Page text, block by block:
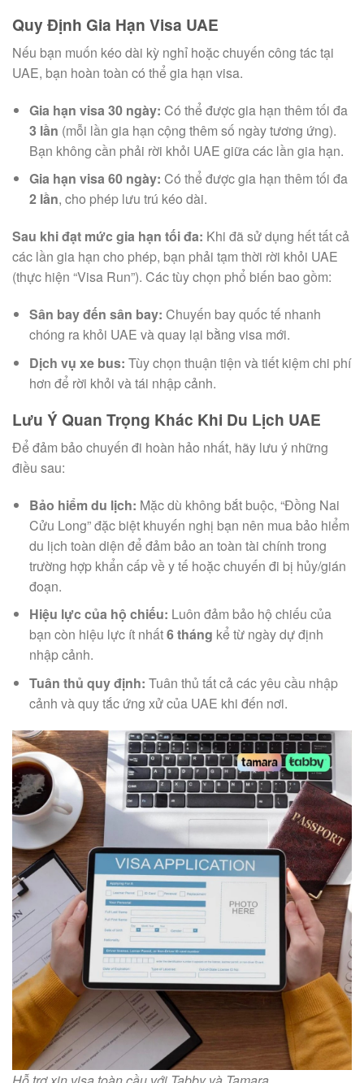
Quy Định Gia Hạn Visa UAE
Nếu bạn muốn kéo dài kỳ nghỉ hoặc chuyến công tác tại
UAE, bạn hoàn toàn có thể gia hạn visa.
Gia hạn visa 30 ngày: Có thể được gia hạn thêm tối đa
3 lần (mỗi lần gia hạn cộng thêm số ngày tương ứng).
Bạn không cần phải rời khỏi UAE giữa các lần gia hạn.
Gia hạn visa 60 ngày: Có thể được gia hạn thêm tối đa
2 lần, cho phép lưu trú kéo dài.
Sau khi đạt mức gia hạn tối đa: Khi đã sử dụng hết tất cả
các lần gia hạn cho phép, bạn phải tạm thời rời khỏi UAE
(thực hiện “Visa Run”). Các tùy chọn phổ biến bao gồm:
Sân bay đến sân bay: Chuyến bay quốc tế nhanh
chóng ra khỏi UAE và quay lại bằng visa mới.
Dịch vụ xe bus: Tùy chọn thuận tiện và tiết kiệm chi phí
hơn để rời khỏi và tái nhập cảnh.
Lưu Ý Quan Trọng Khác Khi Du Lịch UAE
Để đảm bảo chuyến đi hoàn hảo nhất, hãy lưu ý những
điều sau:
Bảo hiểm du lịch: Mặc dù không bắt buộc, “Đồng Nai
Cửu Long” đặc biệt khuyến nghị bạn nên mua bảo hiểm
du lịch toàn diện để đảm bảo an toàn tài chính trong
trường hợp khẩn cấp về y tế hoặc chuyến đi bị hủy/gián
đoạn.
Hiệu lực của hộ chiếu: Luôn đảm bảo hộ chiếu của
bạn còn hiệu lực ít nhất6 tháng kể từ ngày dự định
nhập cảnh.
Tuân thủ quy định: Tuân thủ tất cả các yêu cầu nhập
cảnh và quy tắc ứng xử của UAE khi đến nơi.